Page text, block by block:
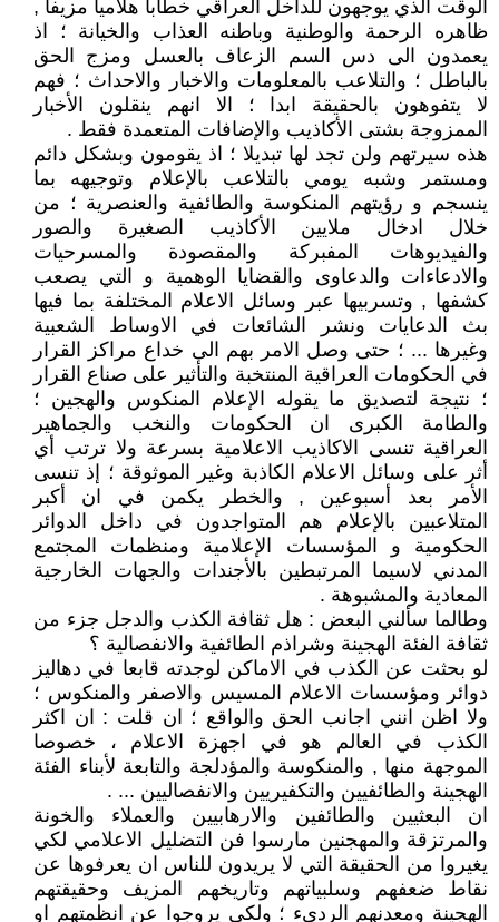
الوقت الذي يوجهون للداخل العراقي خطابا هلاميا مزيفا ,
ظاهره الرحمة والوطنية وباطنه العذاب والخيانة ؛ اذ
يعمدون الى دس السم الزعاف بالعسل ومزج الحق
بالباطل ؛ والتلاعب بالمعلومات والاخبار والاحداث ؛ فهم
لا يتفوهون بالحقيقة ابدا ؛ الا انهم ينقلون الأخبار
الممزوجة بشتى الأكاذيب والإضافات المتعمدة فقط .
هذه سيرتهم ولن تجد لها تبديلا ؛ اذ يقومون وبشكل دائم
ومستمر وشبه يومي بالتلاعب بالإعلام وتوجيهه بما
ينسجم و رؤيتهم المنكوسة والطائفية والعنصرية ؛ من
خلال ادخال ملايين الأكاذيب الصغيرة والصور
والفيديوهات المفبركة والمقصودة والمسرحيات
والادعاءات والدعاوى والقضايا الوهمية و التي يصعب
كشفها , وتسربيها عبر وسائل الاعلام المختلفة بما فيها
بث الدعايات ونشر الشائعات في الاوساط الشعبية
وغيرها ... ؛ حتى وصل الامر بهم الى خداع مراكز القرار
في الحكومات العراقية المنتخبة والتأثير على صناع القرار
؛ نتيجة لتصديق ما يقوله الإعلام المنكوس والهجين ؛
والطامة الكبرى ان الحكومات والنخب والجماهير
العراقية تنسى الاكاذيب الاعلامية بسرعة ولا ترتب أي
أثر على وسائل الاعلام الكاذبة وغير الموثوقة ؛ إذ تنسى
الأمر بعد أسبوعين , والخطر يكمن في ان أكبر
المتلاعبين بالإعلام هم المتواجدون في داخل الدوائر
الحكومية و المؤسسات الإعلامية ومنظمات المجتمع
المدني لاسيما المرتبطين بالأجندات والجهات الخارجية
المعادية والمشبوهة .
وطالما سألني البعض : هل ثقافة الكذب والدجل جزء من
ثقافة الفئة الهجينة وشراذم الطائفية والانفصالية ؟
لو بحثت عن الكذب في الاماكن لوجدته قابعا في دهاليز
دوائر ومؤسسات الاعلام المسيس والاصفر والمنكوس ؛
ولا اظن انني اجانب الحق والواقع ؛ ان قلت : ان اكثر
الكذب في العالم هو في اجهزة الاعلام ، خصوصا
الموجهة منها , والمنكوسة والمؤدلجة والتابعة لأبناء الفئة
الهجينة والطائفيين والتكفيريين والانفصاليين ... .
ان البعثيين والطائفين والارهابيين والعملاء والخونة
والمرتزقة والمهجنين مارسوا فن التضليل الاعلامي لكي
يغيروا من الحقيقة التي لا يريدون للناس ان يعرفوها عن
نقاط ضعفهم وسلبياتهم وتاريخهم المزيف وحقيقتهم
الهجينة ومعدنهم الرديء ؛ ولكي يروجوا عن انظمتهم او